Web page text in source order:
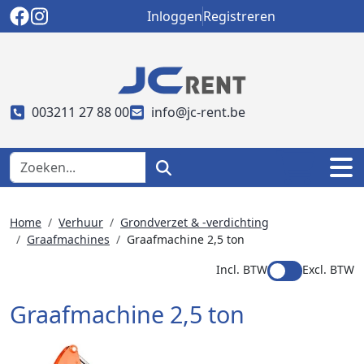
InloggenRegistreren
003211 27 88 00 info@jc-rent.be
Home Verhuur
Grondverzet & -verdichting
Graafmachines
Graafmachine 2,5 ton
Incl. BTW
Excl. BTW
Graafmachine 2,5 ton